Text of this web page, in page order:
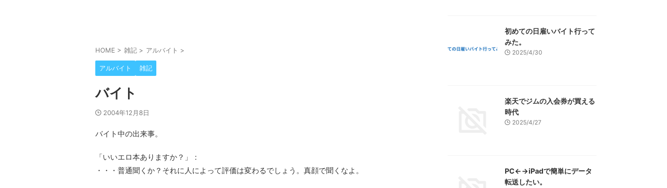
HOME > 雑記 > アルバイト >
アルバイト 雑記
バイト
2004年12月8日
バイト中の出来事。
「いいエロ本ありますか？」：
・・・普通聞くか？それに人によって評価は変わるでしょう。真顔で聞くなよ。
初めての日雇いバイト行って
みた。
2025/4/30
楽天でジムの入会券が買える
時代
2025/4/27
PC←→iPadで簡単にデータ
転送したい。